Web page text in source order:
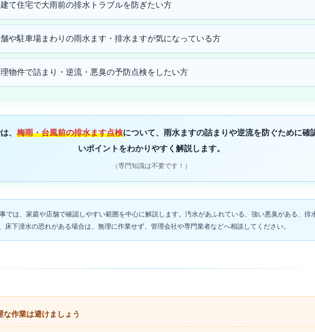
建て住宅で大雨前の排水トラブルを防ぎたい方
舗や駐車場まわりの雨水ます・排水ますが気になっている方
物件で詰まり・逆流・悪臭の予防点検をしたい方
、 梅雨・台風前の排水ます点検について、雨水ますの詰まりや逆流を防ぐために確
いポイントをわかりやすく解説します。
（専門知識は不要です！）
では、家庭や店舗で確認しやすい範囲を中心に解説します。汚水があふれている、強い悪臭がある、排
床下浸水の恐れがある場合は、無理に作業せず、管理会社や専門業者などへ相談してください。
な作業は避けましょう